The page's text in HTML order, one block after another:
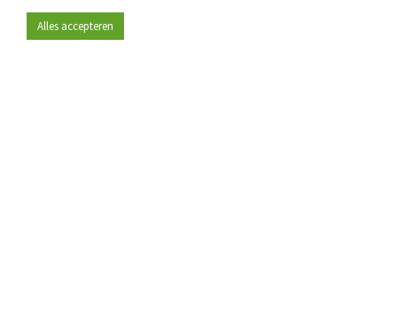
Alles accepteren